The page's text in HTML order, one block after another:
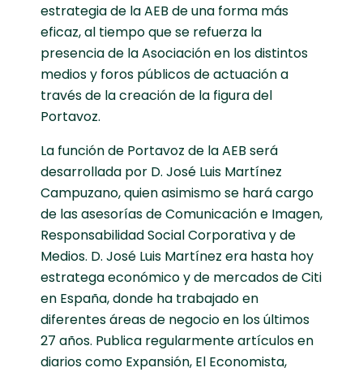
estrategia de la AEB de una forma más
eficaz, al tiempo que se refuerza la
presencia de la Asociación en los distintos
medios y foros públicos de actuación a
través de la creación de la figura del
Portavoz.
La función de Portavoz de la AEB será
desarrollada por D. José Luis Martínez
Campuzano, quien asimismo se hará cargo
de las asesorías de Comunicación e Imagen,
Responsabilidad Social Corporativa y de
Medios. D. José Luis Martínez era hasta hoy
estratega económico y de mercados de Citi
en España, donde ha trabajado en
diferentes áreas de negocio en los últimos
27 años. Publica regularmente artículos en
diarios como Expansión, El Economista,